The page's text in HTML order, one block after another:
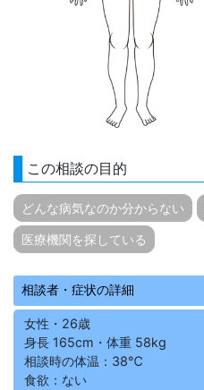
この相談の目的
どんな病気なのか分からない
医療機関を探している
相談者・症状の詳細
女性・26歳
身長 165cm・体重 58kg
相談時の体温：38℃
食欲：ない